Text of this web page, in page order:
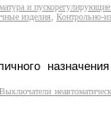
и
изделия Контрольно-
Выключатели